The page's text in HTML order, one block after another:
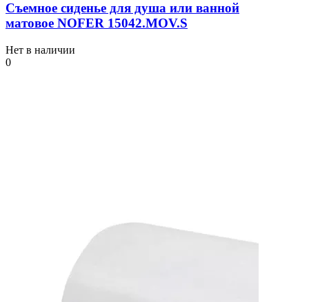
Съемное сиденье для душа или ванной
матовое NOFER 15042.MOV.S
Нет в наличии
0